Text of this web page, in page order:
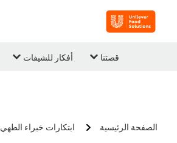
قصتنا أفكار للشيفات
الصفحة الرئيسية ابتكارات خبراء الطهي